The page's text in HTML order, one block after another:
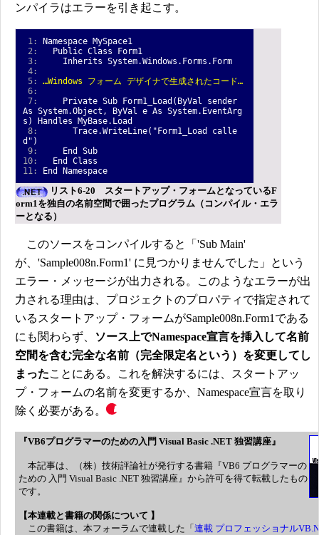
ンパイラはエラーを引き起こす。
1:
Namespace MySpace1
2:
Public Class Form1
3:
Inherits System.Windows.Forms.Form
4:
5: …Windows フォーム デザイナで生成されたコード…
6:
7:
Private Sub Form1_Load(ByVal sender
As System.Object, ByVal e As System.EventArg
s) Handles MyBase.Load
8:
Trace.WriteLine("Form1_Load calle
d")
9:
End Sub
10:
End Class
11:
End Namespace
リスト6-20 スタートアップ・フォームとなっているF
orm1を独自の名前空間で囲ったプログラム（コンパイル・エラ
ーとなる）
このソースをコンパイルすると「'Sub Main'
が、'Sample008n.Form1' に見つかりませんでした」という
エラー・メッセージが出力される。このようなエラーが出
力される理由は、プロジェクトのプロパティで指定されて
いるスタートアップ・フォームがSample008n.Form1である
にも関わらず、
ソース上でNamespace宣言を挿入して名前
空間を含む完全な名前（完全限定名という）を変更してし
まったことにある。これを解決するには、スタートアッ
プ・フォームの名前を変更するか、Namespace宣言を取り
除く必要がある。
『VB6プログラマーのための入門 Visual Basic .NET 独習講座』
本記事は、（株）技術評論社が発行する書籍『VB6 プログラマーの
ための 入門 Visual Basic .NET 独習講座』から許可を得て転載したもの
です。
【本連載と書籍の関係について 】
この書籍は、本フォーラムで連載した「 連載 プロフェッショナル